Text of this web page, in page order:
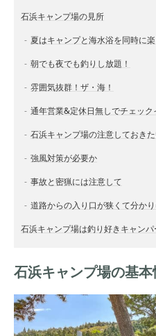
石浜キャンプ場の見所
夏はキャンプと海水浴を同時に楽
朝でも夜でも釣りし放題！
雰囲気抜群！ザ・海！
通年営業&定休日無しでチェック
石浜キャンプ場の注意しておき
強風対策が必要か
事故と密猟には注意して
道路からの入り口が狭くて分か
石浜キャンプ場は釣り好きキャンパ
石浜キャンプ場の基本